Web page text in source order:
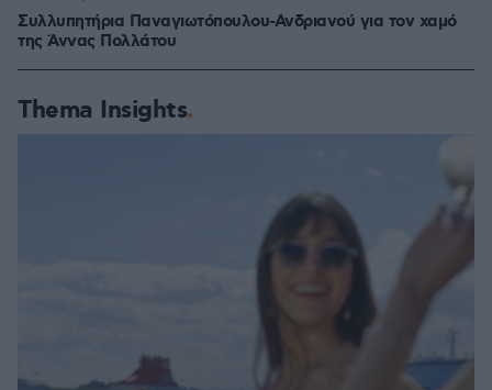
Συλλυπητήρια Παναγιωτόπουλου-Ανδριανού για τον χαμό
της Άννας Πολλάτου
Thema Insights